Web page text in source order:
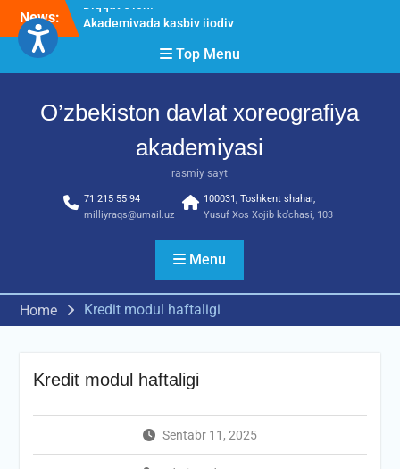
Skip
content
News:
Akademiyada kasbiy ijodiy
O’ZBEKISTON DAVLAT
XOREOGRAFIYA
о‘tkazilgan kasbiy (ijodiy)
Diqqat e’lon!
Top Menu
O’zbekiston davlat xoreografiya
akademiyasi
rasmiy sayt
71 215 55 94
milliyraqs@umail.uz
100031, Toshkent shahar,
Yusuf Xos Xojib ko‘chasi, 103
Menu
Home Kredit modul haftaligi
Kredit modul haftaligi
Sentabr 11, 2025